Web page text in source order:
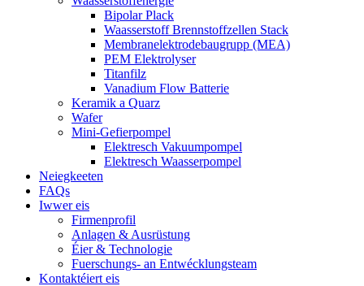
Bipolar Plack
Waasserstoff Brennstoffzellen Stack
Membranelektrodebaugrupp (MEA)
PEM Elektrolyser
Titanfilz
Vanadium Flow Batterie
Keramik a Quarz
Wafer
Mini-Gefierpompel
Elektresch Vakuumpompel
Elektresch Waasserpompel
Neiegkeeten
FAQs
Iwwer eis
Firmenprofil
Anlagen & Ausrüstung
Éier & Technologie
Fuerschungs- an Entwécklungsteam
Kontaktéiert eis